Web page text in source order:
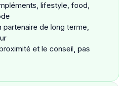
lifestyle, food,
partenaire de long terme,
et le conseil, pas